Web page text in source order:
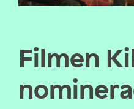
Filmen